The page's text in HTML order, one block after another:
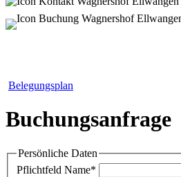
Belegungsplan
Buchungsanfrage
Persönliche Daten
Pflichtfeld Name*